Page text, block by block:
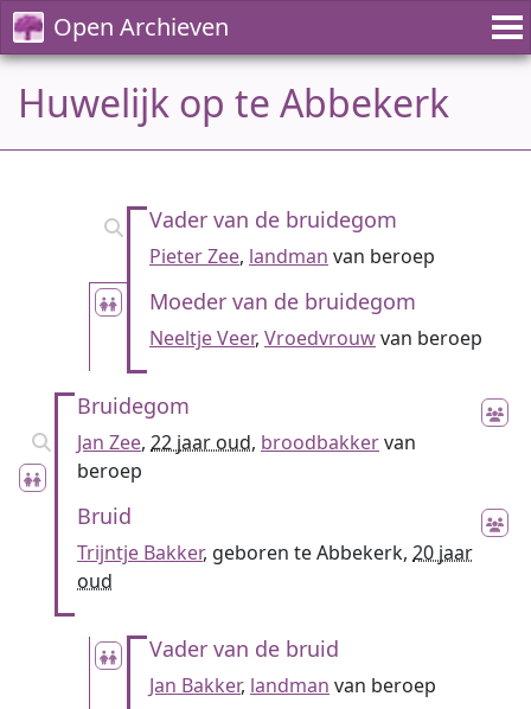
Open Archieven
Huwelijk op te Abbekerk
Vader van de bruidegom
Pieter Zee, landman van beroep
Moeder van de bruidegom
Neeltje Veer, Vroedvrouwvan beroep
Bruidegom
Jan Zee, 22 jaar oud, broodbakkervan
beroep
Bruid
Trijntje Bakker, geboren te Abbekerk, 20 jaar
oud
Vader van de bruid
Jan Bakker, landman van beroep